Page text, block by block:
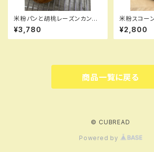
米粉パンと胡桃レーズンカンパ
ーニュセット
¥3,780
米粉スコー
¥2,800
商品一覧に戻る
© CUBREAD
Powered by